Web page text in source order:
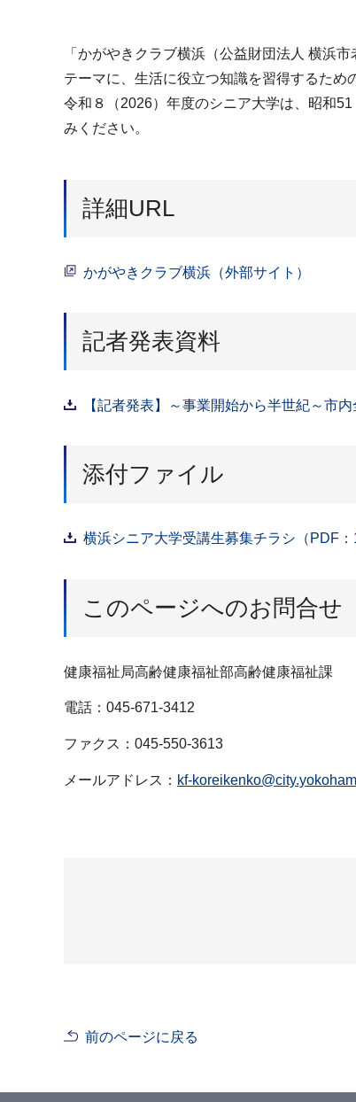
「かがやきクラブ横浜（公益財団法人 横浜
テーマに、生活に役立つ知識を習得するた
令和８（2026）年度のシニア大学は、昭和
みください。
詳細URL
かがやきクラブ横浜（外部サイト）
記者発表資料
【記者発表】～事業開始から半世紀～市
添付ファイル
横浜シニア大学受講生募集チラシ（PDF：
このページへのお問合せ
健康福祉局高齢健康福祉部高齢健康福祉課
電話：045-671-3412
ファクス：045-550-3613
メールアドレス： kf-
前のページに戻る